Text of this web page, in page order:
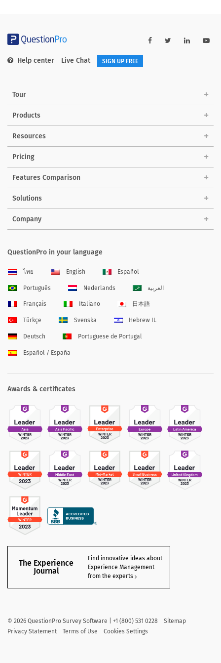
Help center Live Chat SIGN UP FREE
Tour
Products
Resources
Pricing
Features Comparison
Solutions
Company
QuestionPro in your language
ไทย English Español
Português Nederlands العربية
Français Italiano 日本語
Türkçe Svenska Hebrew IL
Deutsch Portuguese de Portugal
Español / España
Awards & certificates
The Experience
Journal
Find innovative ideas about
Experience Management
from the experts
© 2026 QuestionPro Survey Software | +1 (800) 531 0228
Sitemap
Privacy Statement
Terms of Use Cookies Settings